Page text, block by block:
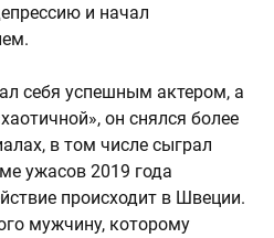
и начал
себя успешным актером, а
он снялся более
в том числе сыграл
ужасов 2019 года
происходит в Швеции.
мужчину, которому